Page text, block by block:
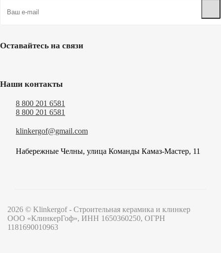
Оставайтесь на связи
Наши контакты
8 800 201 6581
8 800 201 6581
klinkergof@gmail.com
Набережные Челны, улица Команды Камаз-Мастер, 11
2026 © Klinkergof - Строительная керамика и клинкер
ООО «КлинкерГоф», ИНН 1650360250, ОГРН
1181690010963